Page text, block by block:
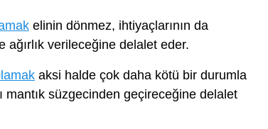
elinin dönmez, ihtiyaçlarının da
ağırlık verileceğine delalet eder.
aksi halde çok daha kötü bir durumla
mantık süzgecinden geçireceğine delalet